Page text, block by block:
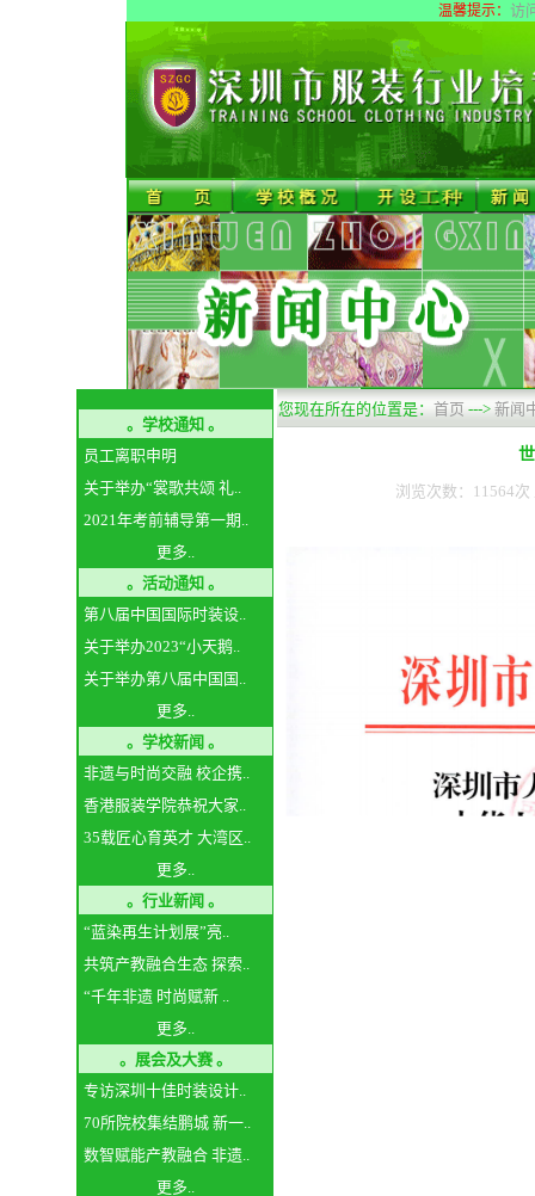
温馨提示： 访
。学校通知 。
员工离职申明
关于举办“裳歌共颂 礼..
2021年考前辅导第一期..
更多..
。活动通知 。
第八届中国国际时装设..
关于举办2023“小天鹅..
关于举办第八届中国国..
更多..
。学校新闻 。
非遗与时尚交融 校企携..
香港服装学院恭祝大家..
35载匠心育英才 大湾区..
更多..
。行业新闻 。
“蓝染再生计划展”亮..
共筑产教融合生态 探索..
“千年非遗 时尚赋新 ..
更多..
。展会及大赛 。
专访深圳十佳时装设计..
70所院校集结鹏城 新一..
数智赋能产教融合 非遗..
更多..
您现在所在的位置是： 首页 ---> 新闻
浏览次数：11564